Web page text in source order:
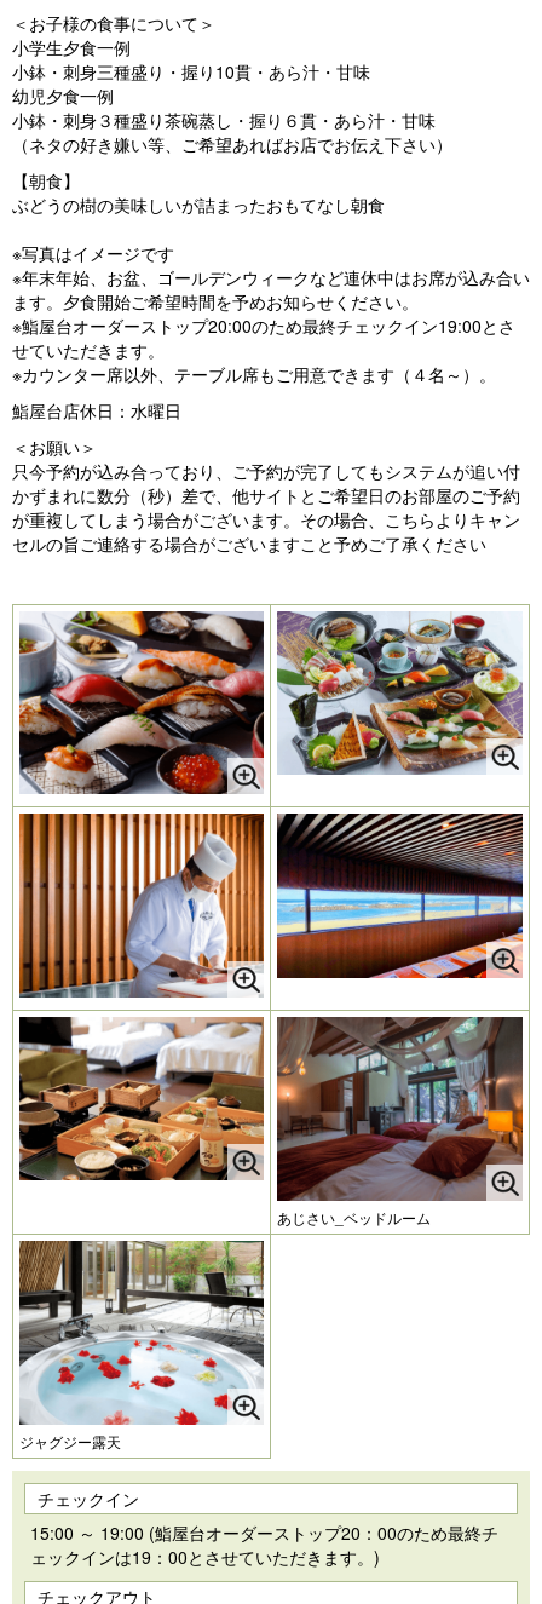
＜お子様の食事について＞
小学生夕食一例
小鉢・刺身三種盛り・握り10貫・あら汁・甘味
幼児夕食一例
小鉢・刺身３種盛り茶碗蒸し・握り６貫・あら汁・甘味
（ネタの好き嫌い等、ご希望あればお店でお伝え下さい）
【朝食】
ぶどうの樹の美味しいが詰まったおもてなし朝食
※写真はイメージです
※年末年始、お盆、ゴールデンウィークなど連休中はお席が込み合い
ます。夕食開始ご希望時間を予めお知らせください。
※鮨屋台オーダーストップ20:00のため最終チェックイン19:00とさ
せていただきます。
※カウンター席以外、テーブル席もご用意できます（４名～）。
鮨屋台店休日：水曜日
＜お願い＞
只今予約が込み合っており、ご予約が完了してもシステムが追い付
かずまれに数分（秒）差で、他サイトとご希望日のお部屋のご予約
が重複してしまう場合がございます。その場合、こちらよりキャン
セルの旨ご連絡する場合がございますこと予めご了承ください
あじさい_ベッドルーム
ジャグジー露天
チェックイン
15:00 ～ 19:00 (鮨屋台オーダーストップ20：00のため最終チ
ェックインは19：00とさせていただきます。)
チェックアウト